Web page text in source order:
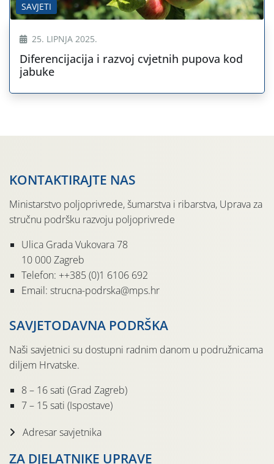
SAVJETI
25. LIPNJA 2025.
Diferencijacija i razvoj cvjetnih pupova kod
jabuke
KONTAKTIRAJTE NAS
Ministarstvo poljoprivrede, šumarstva i ribarstva, Uprava za
stručnu podršku razvoju poljoprivrede
Ulica Grada Vukovara 78
10 000 Zagreb
Telefon: ++385 (0)1 6106 692
Email: strucna-podrska@mps.hr
SAVJETODAVNA PODRŠKA
Naši savjetnici su dostupni radnim danom u podružnicama
diljem Hrvatske.
8 – 16 sati (Grad Zagreb)
7 – 15 sati (Ispostave)
Adresar savjetnika
ZA DJELATNIKE UPRAVE